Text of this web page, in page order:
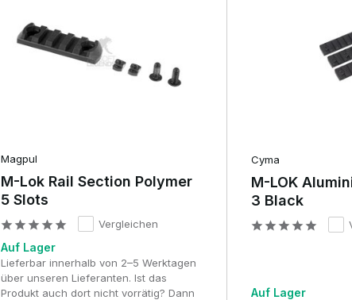
Magpul
M-Lok Rail Section Polymer
5 Slots
Vergleichen
Auf Lager
Lieferbar innerhalb von 2–5 Werktagen
über unseren Lieferanten. Ist das
Produkt auch dort nicht vorrätig? Dann
Cyma
M-LOK
3 Black
Auf Lager